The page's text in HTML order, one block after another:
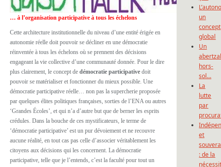
… à l’organisation participative à tous les échelons
Cette architecture institutionnelle du niveau d’une entité érigée en
autonomie réelle doit pouvoir se décliner en une démocratie
réinventée à tous les échelons où se prennent des décisions
engageant la vie collective d’une communauté donnée. Pour le dire
plus clairement, le concept de démocratie participative doit
pouvoir se matérialiser et fonctionner du mieux possible. Une
démocratie participative réelle… non pas la supercherie proposée
par quelques élites politiques françaises, sorties de l’ENA ou autres
‘Grandes Écoles’, et qui n’a d’autre but que de berner les esprits
crédules. Dans la bouche de ces mystificateurs, le terme de
‘démocratie participative’ est un pur dévoiement et ne recouvre
aucune réalité, en tout cas pas celle d’associer véritablement les
citoyens aux décisions qui les concernent. La démocratie
participative, telle que je l’entends, c’est la faculté pour tout un
un
concept
global
Un
hors-
sol…
La
lutte
par
et
: de la